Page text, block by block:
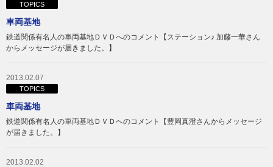
TOPICS
車両基地
鉄道関係有名人の車両基地ＤＶＤへのコメント【ステーション♪ 加藤一華さん
からメッセージが届きました。】
2013.02.07
TOPICS
車両基地
鉄道関係有名人の車両基地ＤＶＤへのコメント【豊岡真澄さんからメッセージ
が届きました。】
2013.02.02